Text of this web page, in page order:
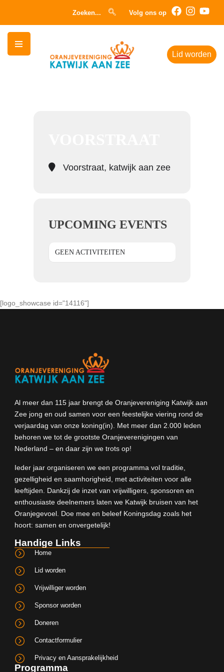
Zoeken... Volg ons op
Lid worden
Voorstraat, katwijk aan zee
UPCOMING EVENTS
GEEN ACTIVITEITEN
[logo_showcase id="14116"]
Al meer dan 115 jaar brengt de Oranjevereniging Katwijk aan
Zee jong en oud samen voor een feestelijke viering rond de
verjaardag van onze koning(in). Met meer dan 2.000 leden
behoren we tot de grootste Oranjeverenigingen van
Nederland – en daar zijn we trots op!
Ieder jaar organiseren we een programma vol traditie,
gezelligheid en saamhorigheid, met activiteiten voor alle
leeftijden. Dankzij de inzet van vrijwilligers, sponsoren en
enthousiaste deelnemers laten we Katwijk bruisen van het
Oranjegevoel. Doe mee en beleef Koningsdag zoals het
hoort: samen en onvergetelijk!
Handige Links
Home
Lid worden
Vrijwilliger worden
Sponsor worden
Doneren
Contactformulier
Privacy en Aansprakelijkheid
Programma